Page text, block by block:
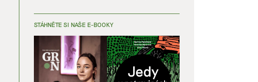
STÁHNĚTE SI NAŠE E-BOOKY